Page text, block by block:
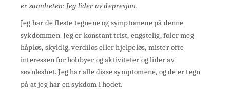
er sannheten: Jeg lider av depresjon.
Jeg har de fleste tegnene og symptomene på denne
sykdommen. Jeg er konstant trist, engstelig, føler meg
håpløs, skyldig, verdiløs eller hjelpeløs, mister ofte
interessen for hobbyer og aktiviteter og lider av
søvnløshet. Jeg har alle disse symptomene, og de er tegn
på at jeg har en sykdom i hodet.